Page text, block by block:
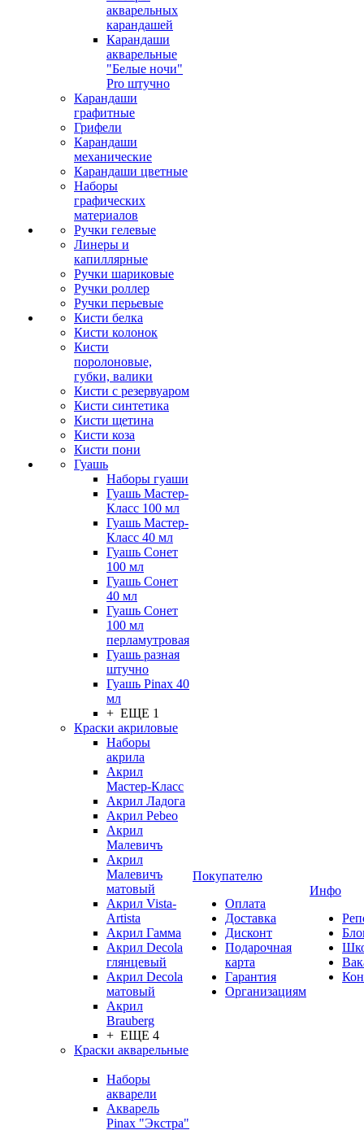
акварельных
карандашей
Карандаши
акварельные
"Белые ночи"
Pro штучно
Карандаши
графитные
Грифели
Карандаши
механические
Карандаши цветные
Наборы
графических
материалов
Ручки гелевые
Линеры и
капиллярные
Ручки шариковые
Ручки роллер
Ручки перьевые
Кисти белка
Кисти колонок
Кисти
поролоновые,
губки, валики
Кисти с резервуаром
Кисти синтетика
Кисти щетина
Кисти коза
Кисти пони
Гуашь
Наборы гуаши
Гуашь Мастер-
Класс 100 мл
Гуашь Мастер-
Класс 40 мл
Гуашь Сонет
100 мл
Гуашь Сонет
40 мл
Гуашь Сонет
100 мл
перламутровая
Гуашь разная
штучно
Гуашь Pinax 40
мл
+ ЕЩЕ 1
Краски акриловые
Наборы
акрила
Акрил
Мастер-Класс
Акрил Ладога
Акрил Pebeo
Акрил
Малевичъ
Акрил
Малевичъ
матовый
Акрил Vista-
Artista
Акрил Гамма
Акрил Decola
глянцевый
Акрил Decola
матовый
Акрил
Brauberg
+ ЕЩЕ 4
Краски акварельные
Наборы
акварели
Акварель
Pinax "Экстра"
Покупателю
Оплата
Доставка
Дисконт
Подарочная
карта
Гарантия
Организациям
Инфо